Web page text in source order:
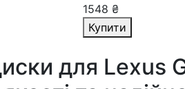
1548 ₴
Купити
для Lexus